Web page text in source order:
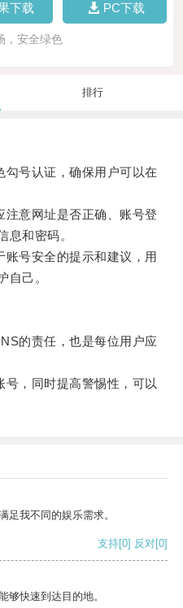
下载 PC下载
，安全绿色
排行
号认证，确保用户可以在
意网址是否正确、账号登
息和密码。
号安全的提示和建议，用
自己。
的责任，也是每位用户应
，同时提高警惕性，可以
足我不同的娱乐需求。
支持[0] 反对[0]
够快速到达目的地。